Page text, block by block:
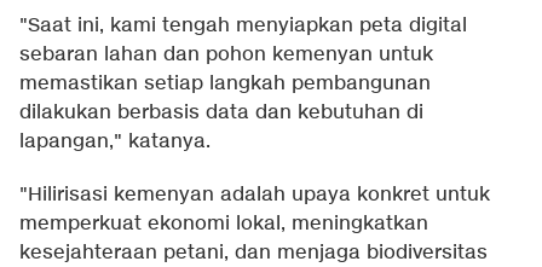
"Saat ini, kami tengah menyiapkan peta digital
sebaran lahan dan pohon kemenyan untuk
memastikan setiap langkah pembangunan
dilakukan berbasis data dan kebutuhan di
lapangan," katanya.
"Hilirisasi kemenyan adalah upaya konkret untuk
memperkuat ekonomi lokal, meningkatkan
kesejahteraan petani, dan menjaga biodiversitas